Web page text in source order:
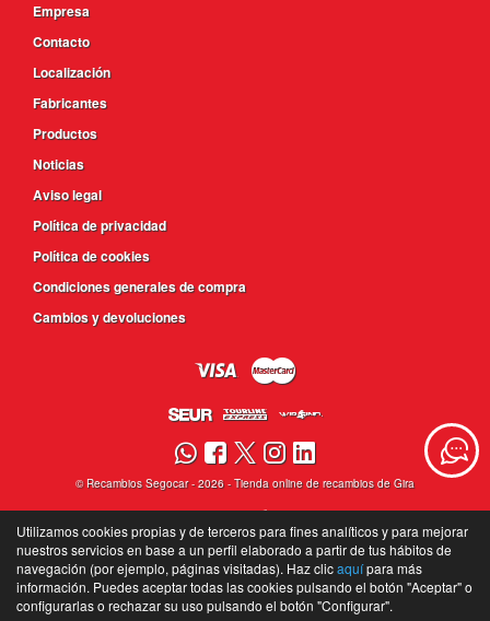
Empresa
Contacto
Localización
Fabricantes
Productos
Noticias
Aviso legal
Política de privacidad
Política de cookies
Condiciones generales de compra
Cambios y devoluciones
© Recambios Segocar- 2026 -Tienda online de recambios de Gira
Utilizamos cookies propias y de terceros para fines analíticos y para mejorar
nuestros servicios en base a un perfil elaborado a partir de tus hábitos de
navegación (por ejemplo, páginas visitadas). Haz clicaquípara más
información. Puedes aceptar todas las cookies pulsando el botón "Aceptar" o
configurarlas o rechazar su uso pulsando el botón "Configurar".